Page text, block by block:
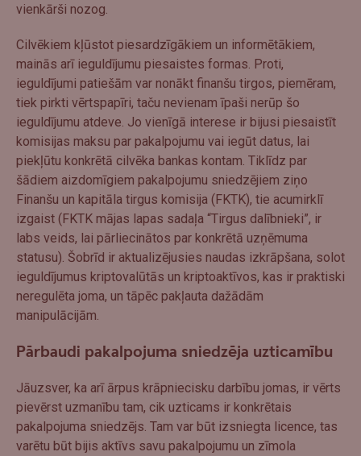
vienkārši nozog.
Cilvēkiem kļūstot piesardzīgākiem un informētākiem,
mainās arī ieguldījumu piesaistes formas. Proti,
ieguldījumi patiešām var nonākt finanšu tirgos, piemēram,
tiek pirkti vērtspapīri, taču nevienam īpaši nerūp šo
ieguldījumu atdeve. Jo vienīgā interese ir bijusi piesaistīt
komisijas maksu par pakalpojumu vai iegūt datus, lai
piekļūtu konkrētā cilvēka bankas kontam. Tiklīdz par
šādiem aizdomīgiem pakalpojumu sniedzējiem ziņo
Finanšu un kapitāla tirgus komisija (FKTK), tie acumirklī
izgaist (FKTK mājas lapas sadaļa “Tirgus dalībnieki”, ir
labs veids, lai pārliecinātos par konkrētā uzņēmuma
statusu). Šobrīd ir aktualizējusies naudas izkrāpšana, solot
ieguldījumus kriptovalūtās un kriptoaktīvos, kas ir praktiski
neregulēta joma, un tāpēc pakļauta dažādām
manipulācijām.
Pārbaudi pakalpojuma sniedzēja uzticamību
Jāuzsver, ka arī ārpus krāpniecisku darbību jomas, ir vērts
pievērst uzmanību tam, cik uzticams ir konkrētais
pakalpojuma sniedzējs. Tam var būt izsniegta licence, tas
varētu būt bijis aktīvs savu pakalpojumu un zīmola